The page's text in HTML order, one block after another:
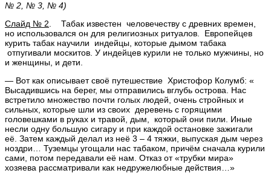
№ 2, № 3, № 4)
Слайд № 2 . Табак известен человечеству с древних времен,
но использовался он для религиозных ритуалов. Европейцев
курить табак научили индейцы, которые дымом табака
отпугивали москитов. У индейцев курили не только мужчины, но
и женщины, и дети.
— Вот как описывает своё путешествие Христофор Колумб: «
Высадившись на берег, мы отправились вглубь острова. Нас
встретило множество почти голых людей, очень стройных и
сильных, которые шли из своих деревень с горящими
головешками в руках и травой, дым, который они пили. Иные
несли одну большую сигару и при каждой остановке зажигали
её. Затем каждый делал из неё 3 – 4 тяжки, выпуская дым через
ноздри… Туземцы угощали нас табаком, причём сначала курили
сами, потом передавали её нам. Отказ от «трубки мира»
хозяева рассматривали как недружелюбные действия…»